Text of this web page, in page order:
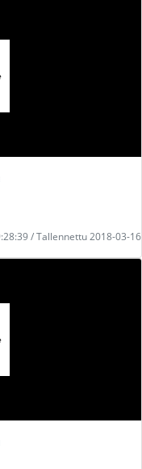
/ Tallennettu 2018-03-16